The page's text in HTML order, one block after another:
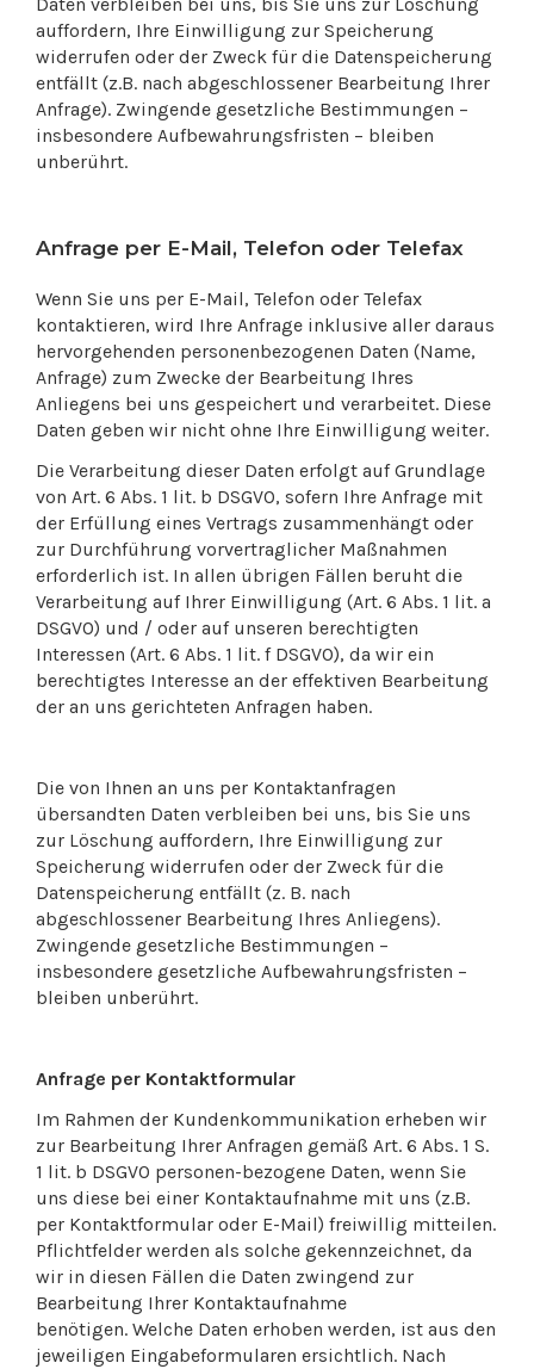
auffordern, Ihre Einwilligung zur Speicherung
widerrufen oder der Zweck für die Datenspeicherung
entfällt (z.B. nach abgeschlossener Bearbeitung Ihrer
Anfrage). Zwingende gesetzliche Bestimmungen –
insbesondere Aufbewahrungsfristen – bleiben
unberührt.
Anfrage per E-Mail, Telefon oder Telefax
Wenn Sie uns per E-Mail, Telefon oder Telefax
kontaktieren, wird Ihre Anfrage inklusive aller daraus
hervorgehenden personenbezogenen Daten (Name,
Anfrage) zum Zwecke der Bearbeitung Ihres
Anliegens bei uns gespeichert und verarbeitet. Diese
Daten geben wir nicht ohne Ihre Einwilligung weiter.
Die Verarbeitung dieser Daten erfolgt auf Grundlage
von Art. 6 Abs. 1 lit. b DSGVO, sofern Ihre Anfrage mit
der Erfüllung eines Vertrags zusammenhängt oder
zur Durchführung vorvertraglicher Maßnahmen
erforderlich ist. In allen übrigen Fällen beruht die
Verarbeitung auf Ihrer Einwilligung (Art. 6 Abs. 1 lit. a
DSGVO) und / oder auf unseren berechtigten
Interessen (Art. 6 Abs. 1 lit. f DSGVO), da wir ein
berechtigtes Interesse an der effektiven Bearbeitung
der an uns gerichteten Anfragen haben.
Die von Ihnen an uns per Kontaktanfragen
übersandten Daten verbleiben bei uns, bis Sie uns
zur Löschung auffordern, Ihre Einwilligung zur
Speicherung widerrufen oder der Zweck für die
Datenspeicherung entfällt (z. B. nach
abgeschlossener Bearbeitung Ihres Anliegens).
Zwingende gesetzliche Bestimmungen –
insbesondere gesetzliche Aufbewahrungsfristen –
bleiben unberührt.
Anfrage per Kontaktformular
Im Rahmen der Kundenkommunikation erheben wir
zur Bearbeitung Ihrer Anfragen gemäß Art. 6 Abs. 1 S.
1 lit. b DSGVO personen-bezogene Daten, wenn Sie
uns diese bei einer Kontaktaufnahme mit uns (z.B.
per Kontaktformular oder E-Mail) freiwillig mitteilen.
Pflichtfelder werden als solche gekennzeichnet, da
wir in diesen Fällen die Daten zwingend zur
Bearbeitung Ihrer Kontaktaufnahme
benötigen. Welche Daten erhoben werden, ist aus den
jeweiligen Eingabeformularen ersichtlich. Nach